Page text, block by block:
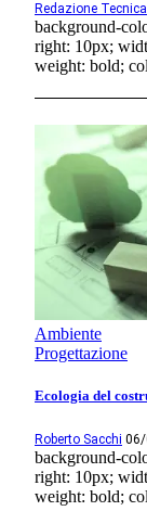
Redazione Tecnica
background-
right: 10px;
weight: bold;
Ambiente
Progettazione
Ecologia del
Roberto Sacchi
background-
right: 10px;
weight: bold;